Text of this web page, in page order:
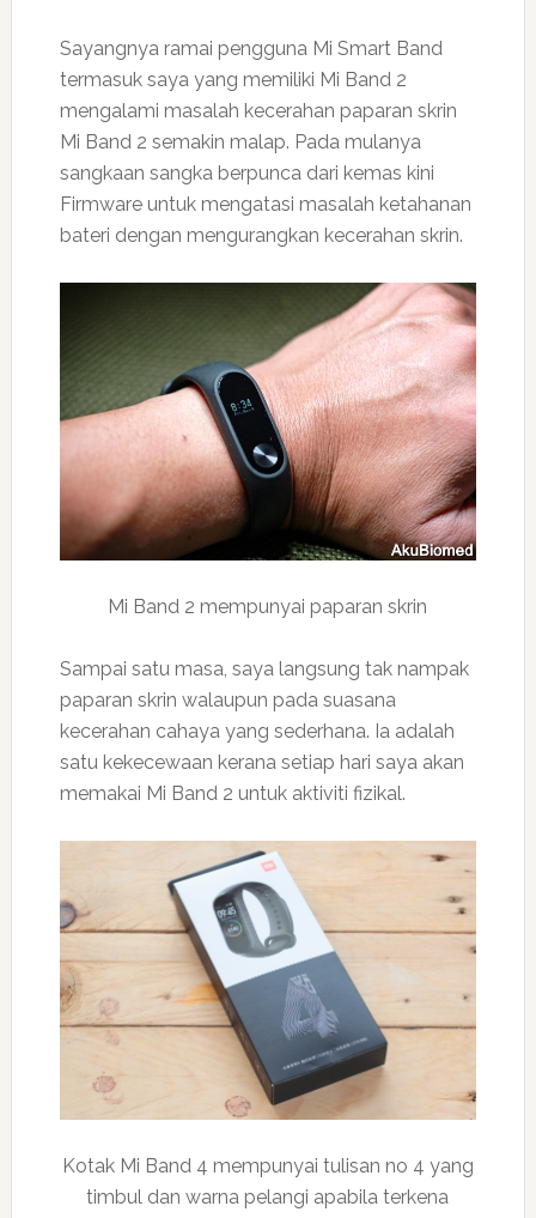
Sayangnya ramai pengguna Mi Smart Band
termasuk saya yang memiliki Mi Band 2
mengalami masalah kecerahan paparan skrin
Mi Band 2 semakin malap. Pada mulanya
sangkaan sangka berpunca dari kemas kini
Firmware untuk mengatasi masalah ketahanan
bateri dengan mengurangkan kecerahan skrin.
Mi Band 2 mempunyai paparan skrin
Sampai satu masa, saya langsung tak nampak
paparan skrin walaupun pada suasana
kecerahan cahaya yang sederhana. Ia adalah
satu kekecewaan kerana setiap hari saya akan
memakai Mi Band 2 untuk aktiviti fizikal.
Kotak Mi Band 4 mempunyai tulisan no 4 yang
timbul dan warna pelangi apabila terkena